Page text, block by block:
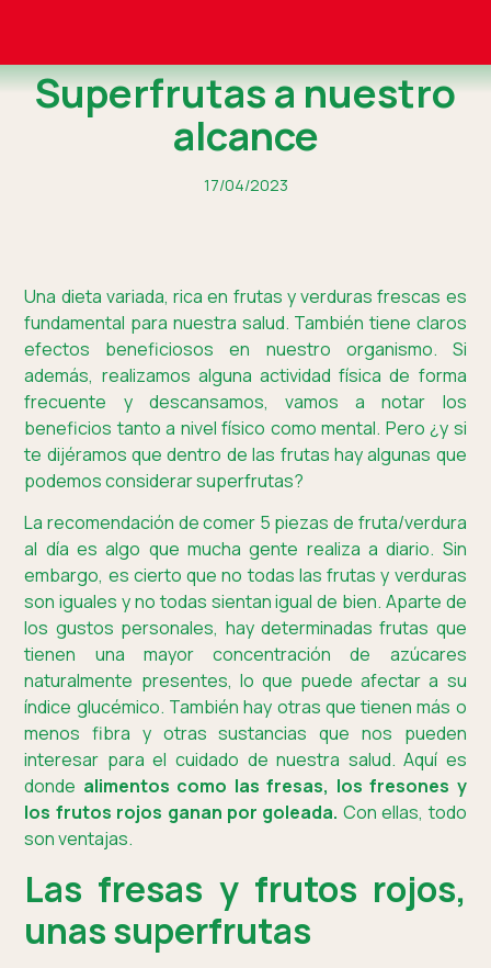
Superfrutas a nuestro
alcance
17/04/2023
Una dieta variada, rica en frutas y verduras frescas es
fundamental para nuestra salud. También tiene claros
efectos beneficiosos en nuestro organismo. Si
además, realizamos alguna actividad física de forma
frecuente y descansamos, vamos a notar los
beneficios tanto a nivel físico como mental. Pero ¿y si
te dijéramos que dentro de las frutas hay algunas que
podemos considerar superfrutas?
La recomendación de comer 5 piezas de fruta/verdura
al día es algo que mucha gente realiza a diario. Sin
embargo, es cierto que no todas las frutas y verduras
son iguales y no todas sientan igual de bien. Aparte de
los gustos personales, hay determinadas frutas que
tienen una mayor concentración de azúcares
naturalmente presentes, lo que puede afectar a su
índice glucémico. También hay otras que tienen más o
menos fibra y otras sustancias que nos pueden
interesar para el cuidado de nuestra salud. Aquí es
donde alimentos como las fresas, los fresones y
los frutos rojos ganan por goleada. Con ellas, todo
son ventajas.
Las fresas y frutos rojos,
unas superfrutas